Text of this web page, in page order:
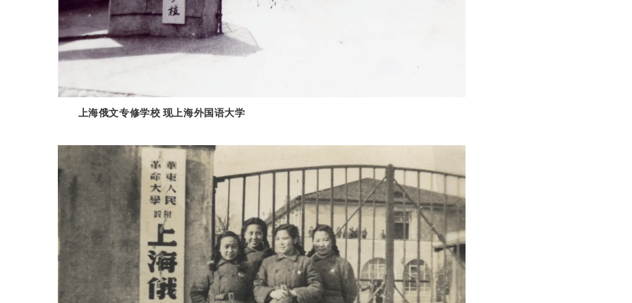
上海俄文专修学校 现上海外国语大学